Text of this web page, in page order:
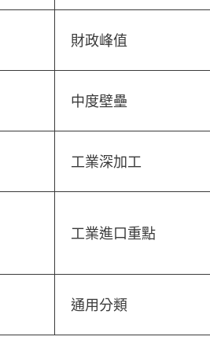
財政峰值
中度壁壘
工業深加工
工業進口重點
通用分類